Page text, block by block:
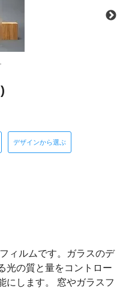
デザインから選ぶ
ィルムです。ガラスのデ
光の質と量をコントロー
にします。 窓やガラスフ